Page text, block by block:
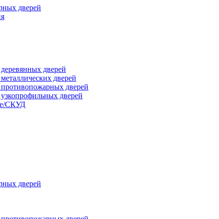
дверей
дверей
дверей
дверей
дверей
СКУД
дверей